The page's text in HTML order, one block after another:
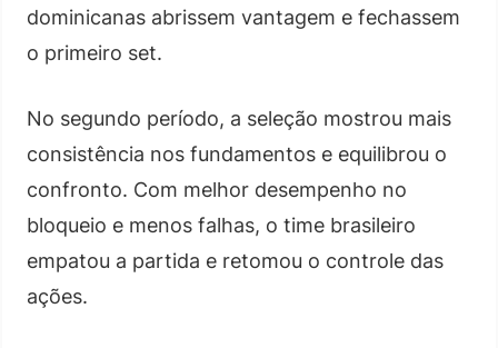
dominicanas abrissem vantagem e fechassem
o primeiro set.
No segundo período, a seleção mostrou mais
consistência nos fundamentos e equilibrou o
confronto. Com melhor desempenho no
bloqueio e menos falhas, o time brasileiro
empatou a partida e retomou o controle das
ações.